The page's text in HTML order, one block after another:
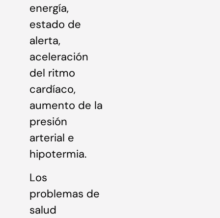
energía,
estado de
alerta,
aceleración
del ritmo
cardíaco,
aumento de la
presión
arterial e
hipotermia.
Los
problemas de
salud